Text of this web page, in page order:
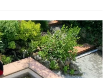
n